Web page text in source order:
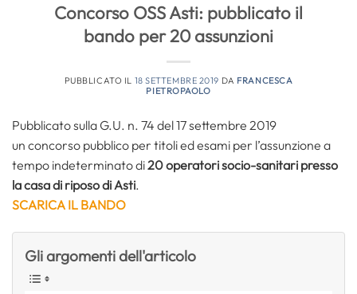
Concorso OSS Asti: pubblicato il
bando per 20 assunzioni
PUBBLICATO IL 18 SETTEMBRE 2019 DA FRANCESCA
PIETROPAOLO
Pubblicato sulla G.U. n. 74 del 17 settembre 2019
un concorso pubblico per titoli ed esami per l’assunzione a
tempo indeterminato di20 operatori socio-sanitari presso
la casa di riposo di Asti.
SCARICA IL BANDO
Gli argomenti dell'articolo